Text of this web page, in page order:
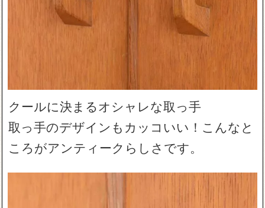
クールに決まるオシャレな取っ手
取っ手のデザインもカッコいい！こんなと
ころがアンティークらしさです。